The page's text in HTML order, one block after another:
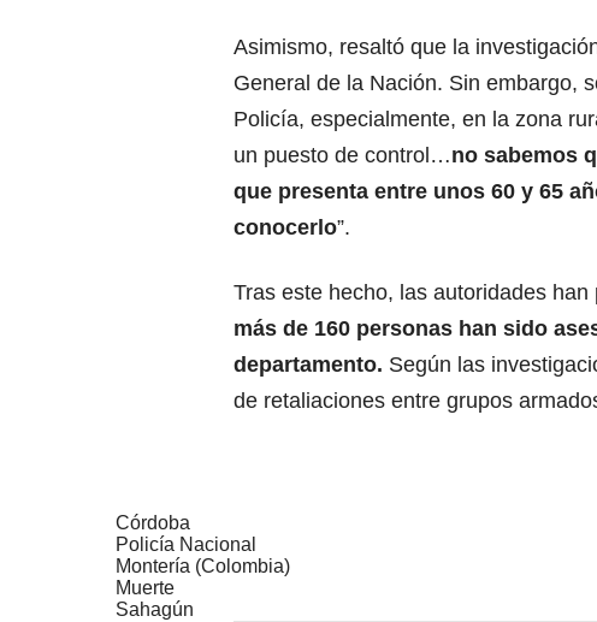
Asimismo, resaltó que la
General de la Nación. Sin embargo,
Policía, especialmente, en la zona
un puesto de control…no sabemos
que presenta entre unos 60 y 65
conocerlo”.
Tras este hecho, las autoridades
más de 160 personas han sido
departamento. Según las
de retaliaciones entre grupos
Córdoba
Policía Nacional
Montería (Colombia)
Muerte
Sahagún